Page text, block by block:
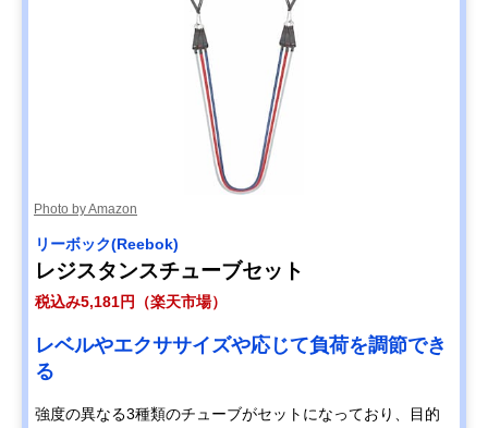
Photo by Amazon
リーボック(Reebok)
レジスタンスチューブセット
税込み5,181円（楽天市場）
レベルやエクササイズや応じて負荷を調節でき
る
強度の異なる3種類のチューブがセットになっており、目的